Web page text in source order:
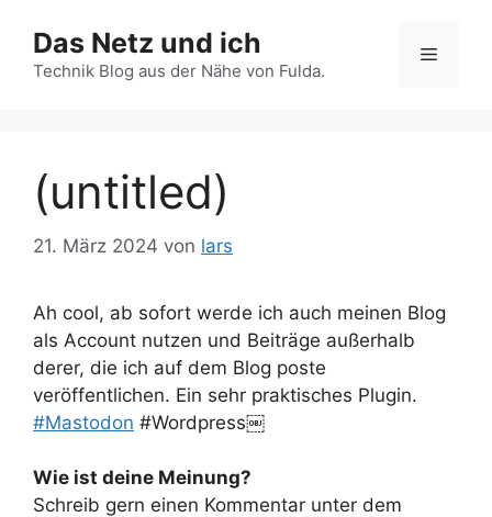
Inhalt
springen
Das Netz und ich
Technik Blog aus der Nähe von Fulda.
Menü
(untitled)
21. März 2024 von lars
Ah cool, ab sofort werde ich auch meinen Blog
als Account nutzen und Beiträge außerhalb
derer, die ich auf dem Blog poste
veröffentlichen. Ein sehr praktisches Plugin.
#Mastodon #Wordpress￼
Wie ist deine Meinung?
Schreib gern einen Kommentar unter dem